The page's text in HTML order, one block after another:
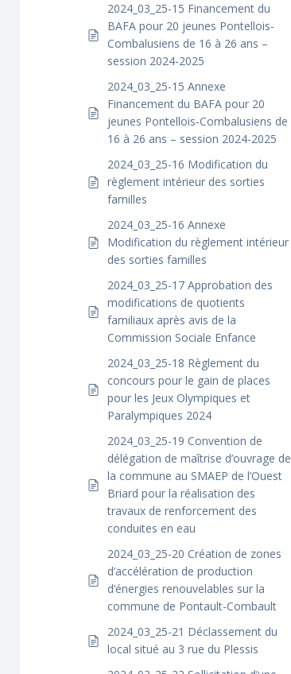
2024_03_25-15 Financement du
BAFA pour 20 jeunes Pontellois-
Combalusiens de 16 à 26 ans –
session 2024-2025
2024_03_25-15 Annexe
Financement du BAFA pour 20
jeunes Pontellois-Combalusiens de
16 à 26 ans – session 2024-2025
2024_03_25-16 Modification du
règlement intérieur des sorties
familles
2024_03_25-16 Annexe
Modification du règlement intérieur
des sorties familles
2024_03_25-17 Approbation des
modifications de quotients
familiaux après avis de la
Commission Sociale Enfance
2024_03_25-18 Règlement du
concours pour le gain de places
pour les Jeux Olympiques et
Paralympiques 2024
2024_03_25-19 Convention de
délégation de maîtrise d’ouvrage de
la commune au SMAEP de l’Ouest
Briard pour la réalisation des
travaux de renforcement des
conduites en eau
2024_03_25-20 Création de zones
d’accélération de production
d’énergies renouvelables sur la
commune de Pontault-Combault
2024_03_25-21 Déclassement du
local situé au 3 rue du Plessis